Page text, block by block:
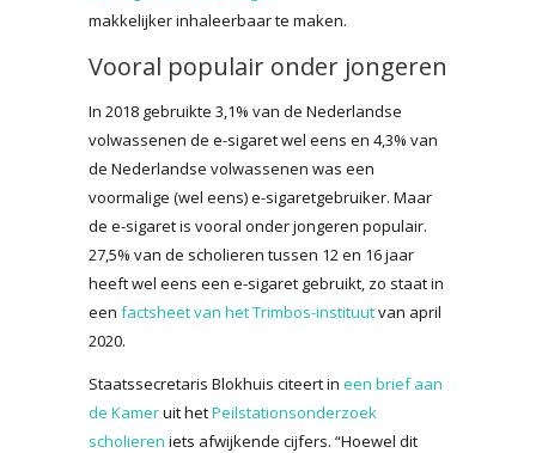
makkelijker inhaleerbaar te maken.
Vooral populair onder jongeren
In 2018 gebruikte 3,1% van de Nederlandse
volwassenen de e-sigaret wel eens en 4,3% van
de Nederlandse volwassenen was een
voormalige (wel eens) e-sigaretgebruiker. Maar
de e-sigaret is vooral onder jongeren populair.
27,5% van de scholieren tussen 12 en 16 jaar
heeft wel eens een e-sigaret gebruikt, zo staat in
een factsheet van het Trimbos-instituutvan april
2020.
Staatssecretaris Blokhuis citeert in een brief aan
de Kameruit hetPeilstationsonderzoek
scholieren iets afwijkende cijfers. “Hoewel dit